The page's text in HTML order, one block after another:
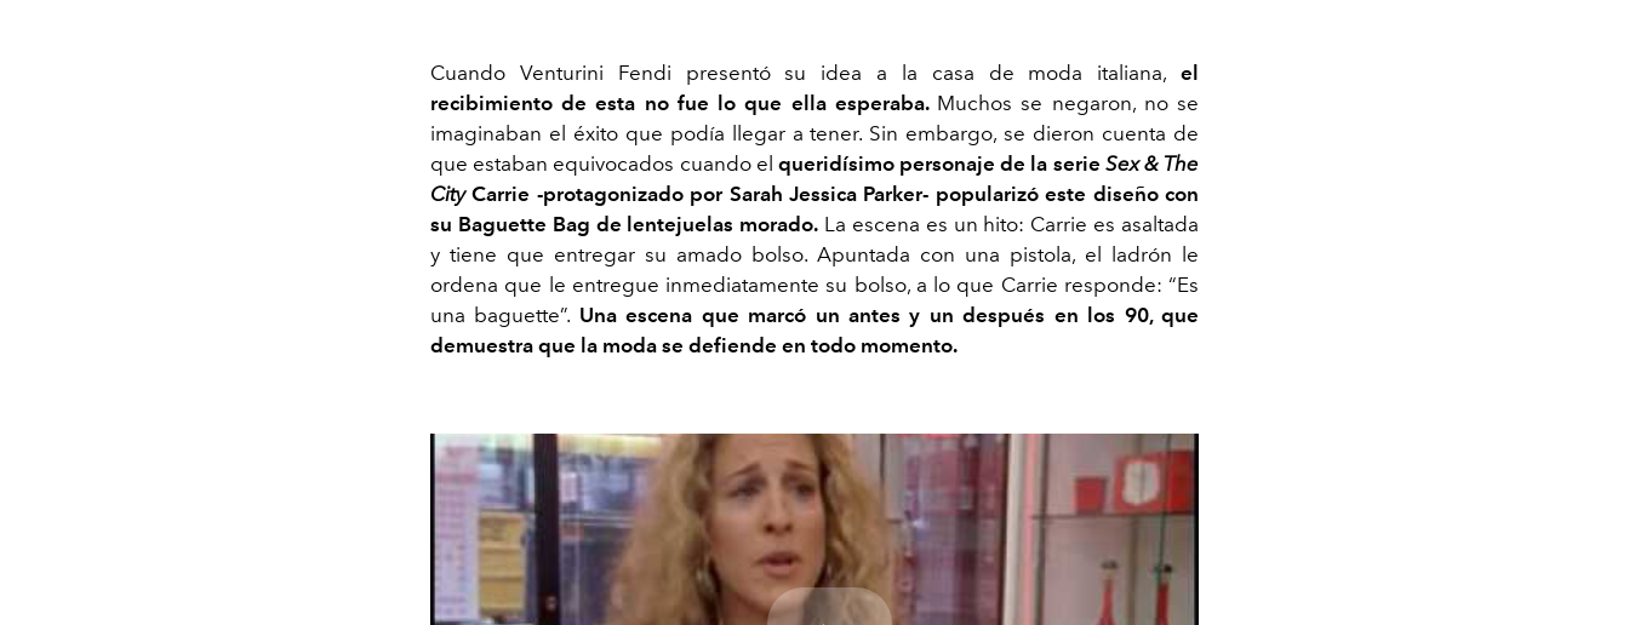
Cuando Venturini Fendi presentó su idea a la casa de moda italiana, el
recibimiento de esta no fue lo que ella esperaba. Muchos se negaron, no se
imaginaban el éxito que podía llegar a tener. Sin embargo, se dieron cuenta de
que estaban equivocados cuando el queridísimo personaje de la serie Sex & The
CityCarrie -protagonizado por Sarah Jessica Parker- popularizó este diseño con
su Baguette Bag de lentejuelas morado. La escena es un hito: Carrie es asaltada
y tiene que entregar su amado bolso. Apuntada con una pistola, el ladrón le
ordena que le entregue inmediatamente su bolso, a lo que Carrie responde: “Es
una baguette”. Una escena que marcó un antes y un después en los 90, que
demuestra que la moda se defiende en todo momento.